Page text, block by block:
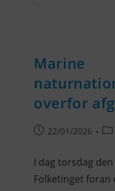
Marine
overfor
22/01/2026
I dag torsdag
Folketinget foran